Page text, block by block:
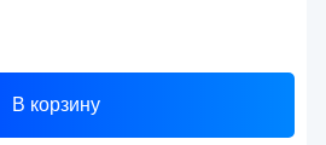
В корзину